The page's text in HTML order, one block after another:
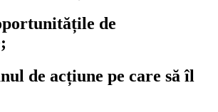
de
de acțiune pe care să îl